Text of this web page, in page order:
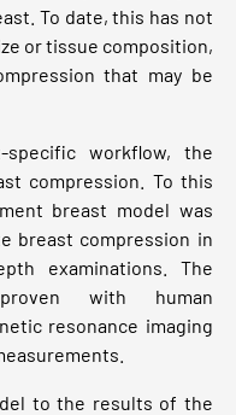
To date, this has not
or tissue composition,
that may be
workflow, the
compression. To this
breast model was
breast compression in
examinations. The
with human
resonance imaging
to the results of the